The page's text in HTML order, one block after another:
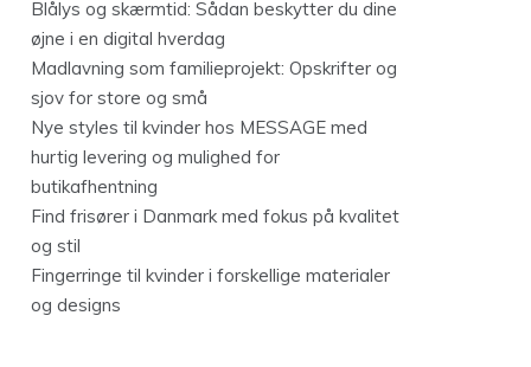
Blålys og skærmtid: Sådan beskytter du dine
øjne i en digital hverdag
Madlavning som familieprojekt: Opskrifter og
sjov for store og små
Nye styles til kvinder hos MESSAGE med
hurtig levering og mulighed for
butikafhentning
Find frisører i Danmark med fokus på kvalitet
og stil
Fingerringe til kvinder i forskellige materialer
og designs